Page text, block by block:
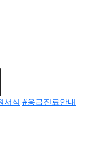
서식 #응급진료안내